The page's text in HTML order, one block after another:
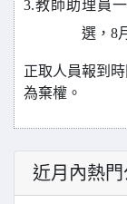
3.教師助理員
選，8
正取人員報到
為棄權。
近月內熱門